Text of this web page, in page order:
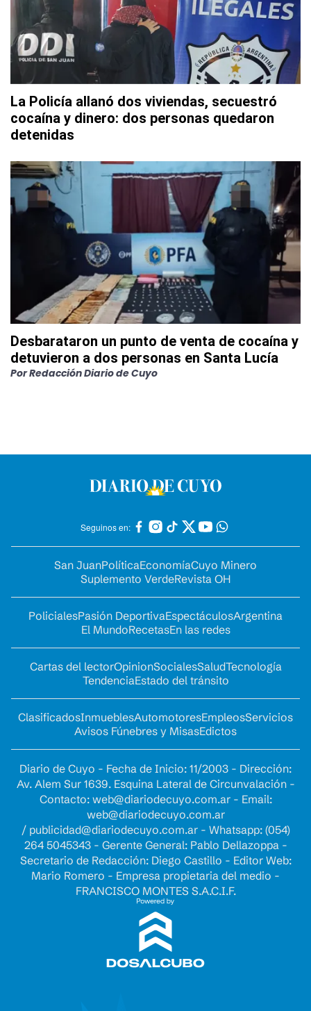
La Policía allanó dos viviendas, secuestró
cocaína y dinero: dos personas quedaron
detenidas
Desbarataron un punto de venta de cocaína y
detuvieron a dos personas en Santa Lucía
PorRedacción Diario de Cuyo
Seguinos en:
San JuanPolíticaEconomíaCuyo Minero
Suplemento VerdeRevista OH
PolicialesPasión DeportivaEspectáculosArgentina
El MundoRecetasEn las redes
Cartas del lectorOpinionSocialesSaludTecnología
TendenciaEstado del tránsito
ClasificadosInmueblesAutomotoresEmpleosServicios
Avisos Fúnebres y MisasEdictos
Diario de Cuyo - Fecha de Inicio: 11/2003 - Dirección:
Av. Alem Sur 1639. Esquina Lateral de Circunvalación -
Contacto: web@diariodecuyo.com.ar- Email:
web@diariodecuyo.com.ar
/ publicidad@diariodecuyo.com.ar- Whatsapp: (054)
264 5045343 - Gerente General: Pablo Dellazoppa -
Secretario de Redacción: Diego Castillo - Editor Web:
Mario Romero - Empresa propietaria del medio -
FRANCISCO MONTES S.A.C.I.F.